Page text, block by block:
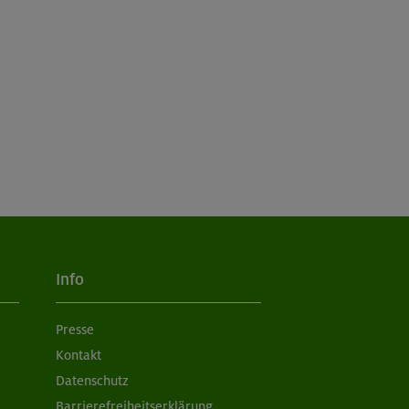
Info
Presse
Kontakt
Datenschutz